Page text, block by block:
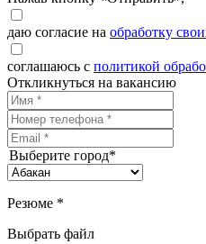
даю согласие на обработку
соглашаюсь с политикой
Откликнуться на вакансию
Выберите город*
Резюме *
Выбрать файл